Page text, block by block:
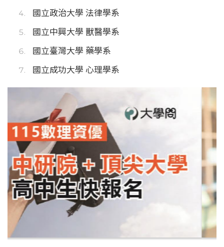
國立政治大學 法律學系
國立中興大學 獸醫學系
國立臺灣大學 藥學系
國立成功大學 心理學系